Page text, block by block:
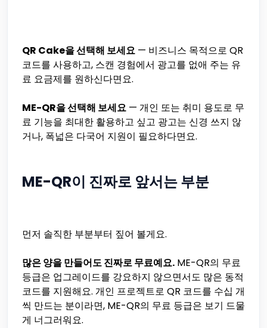
QR Cake을 선택해 보세요 — 비즈니스 목적으로 QR
코드를 사용하고, 스캔 경험에서 광고를 없애 주는 유
료 요금제를 원하신다면요.
ME-QR을 선택해 보세요 — 개인 또는 취미 용도로 무
료 기능을 최대한 활용하고 싶고 광고는 신경 쓰지 않
거나, 폭넓은 다국어 지원이 필요하다면요.
ME-QR이 진짜로 앞서는 부분
먼저 솔직한 부분부터 짚어 볼게요.
많은 양을 만들어도 진짜로 무료예요. ME-QR의 무료
등급은 업그레이드를 강요하지 않으면서도 많은 동적
코드를 지원해요. 개인 프로젝트로 QR 코드를 수십 개
씩 만드는 분이라면, ME-QR의 무료 등급은 보기 드물
게 너그러워요.